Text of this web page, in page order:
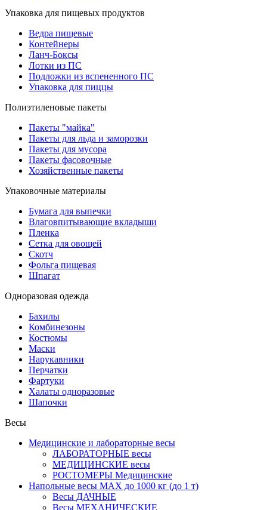
Упаковка для пищевых продуктов
Ведра пищевые
Контейнеры
Ланч-Боксы
Лотки из ПС
Подложки из вспененного ПС
Упаковка для пиццы
Полиэтиленовые пакеты
Пакеты "майка"
Пакеты для льда и заморозки
Пакеты для мусора
Пакеты фасовочные
Хозяйственные пакеты
Упаковочные материалы
Бумага для выпечки
Влаговпитывающие вкладыши
Пленка
Сетка для овощей
Скотч
Фольга пищевая
Шпагат
Одноразовая одежда
Бахилы
Комбинезоны
Костюмы
Маски
Нарукавники
Перчатки
Фартуки
Халаты одноразовые
Шапочки
Весы
Медицинские и лабораторные весы
ЛАБОРАТОРНЫЕ весы
МЕДИЦИНСКИЕ весы
РОСТОМЕРЫ Медицинские
Напольные весы MAX до 1000 кг (до 1 т)
Весы ДАЧНЫЕ
Весы МЕХАНИЧЕСКИЕ